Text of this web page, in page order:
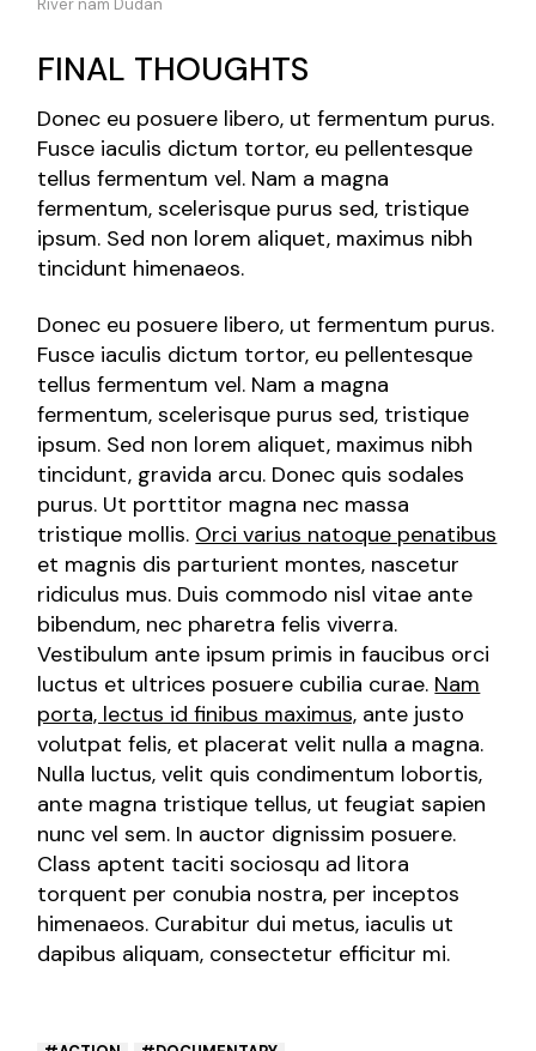
FINAL THOUGHTS
Donec eu posuere libero, ut fermentum purus.
Fusce iaculis dictum tortor, eu pellentesque
tellus fermentum vel. Nam a magna
fermentum, scelerisque purus sed, tristique
ipsum. Sed non lorem aliquet, maximus nibh
tincidunt himenaeos.
Donec eu posuere libero, ut fermentum purus.
Fusce iaculis dictum tortor, eu pellentesque
tellus fermentum vel. Nam a magna
fermentum, scelerisque purus sed, tristique
ipsum. Sed non lorem aliquet, maximus nibh
tincidunt, gravida arcu. Donec quis sodales
purus. Ut porttitor magna nec massa
tristique mollis. Orci varius natoque penatibus
et magnis dis parturient montes, nascetur
ridiculus mus. Duis commodo nisl vitae ante
bibendum, nec pharetra felis viverra.
Vestibulum ante ipsum primis in faucibus orci
luctus et ultrices posuere cubilia curae. Nam
porta, lectus id finibus maximus, ante justo
volutpat felis, et placerat velit nulla a magna.
Nulla luctus, velit quis condimentum lobortis,
ante magna tristique tellus, ut feugiat sapien
nunc vel sem. In auctor dignissim posuere.
Class aptent taciti sociosqu ad litora
torquent per conubia nostra, per inceptos
himenaeos. Curabitur dui metus, iaculis ut
dapibus aliquam, consectetur efficitur mi.